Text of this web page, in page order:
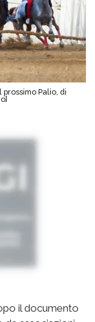
Palio, di
il documento